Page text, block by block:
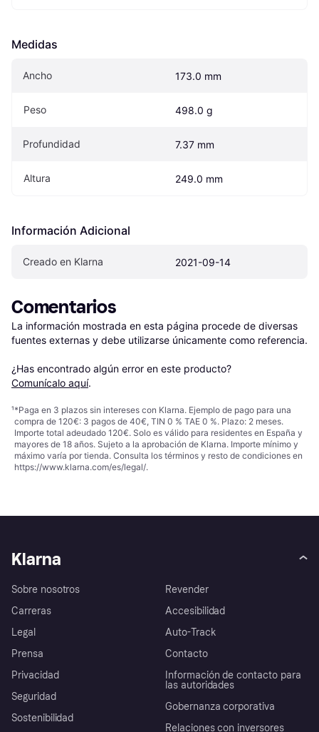
Medidas
Ancho 173.0 mm
Peso 498.0 g
Profundidad 7.37 mm
Altura 249.0 mm
Información Adicional
Creado en Klarna 2021-09-14
Comentarios
La información mostrada en esta página procede de diversas
fuentes externas y debe utilizarse únicamente como referencia.
¿Has encontrado algún error en este producto?
Comunícalo aquí.
¹*Paga en 3 plazos sin intereses con Klarna. Ejemplo de pago para una
compra de 120€: 3 pagos de 40€, TIN 0 % TAE 0 %. Plazo: 2 meses.
Importe total adeudado 120€. Solo es válido para residentes en España y
mayores de 18 años. Sujeto a la aprobación de Klarna. Importe mínimo y
máximo varía por tienda. Consulta los términos y resto de condiciones en
https://www.klarna.com/es/legal/.
Klarna
Sobre nosotros
Carreras
Legal
Prensa
Privacidad
Seguridad
Sostenibilidad
Revender
Accesibilidad
Auto-Track
Contacto
Información de contacto para
las autoridades
Gobernanza corporativa
Relaciones con inversores